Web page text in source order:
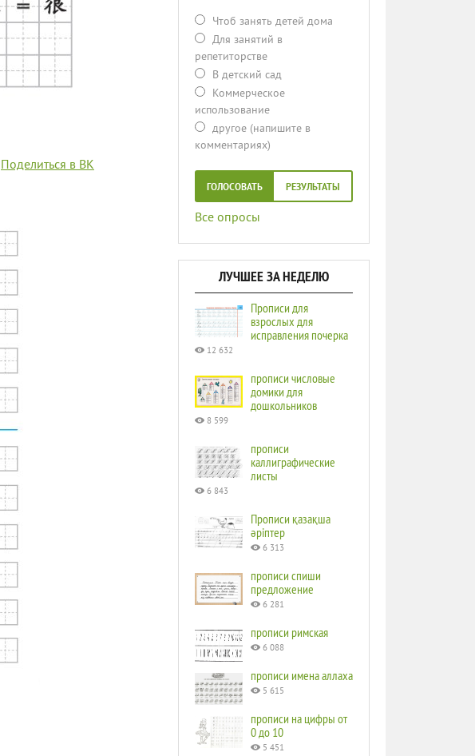
Поделиться в ВК
Чтоб занять детей дома
Для занятий в
репетиторстве
В детский сад
Коммерческое
использование
другое (напишите в
комментариях)
ГОЛОСОВАТЬ РЕЗУЛЬТАТЫ
Все опросы
ЛУЧШЕЕ ЗА НЕДЕЛЮ
Прописи для
взрослых для
исправления почерка
12 632
прописи числовые
домики для
дошкольников
8 599
прописи
каллиграфические
листы
6 843
Прописи қазақша
әріптер
6 313
прописи спиши
предложение
6 281
прописи римская
6 088
прописи имена аллаха
5 615
прописи на цифры от
0 до 10
5 451